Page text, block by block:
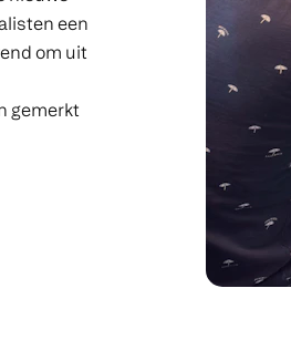
een
om uit
gemerkt